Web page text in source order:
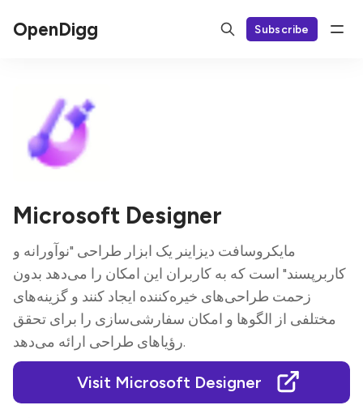
OpenDigg Subscribe
Microsoft Designer
مایکروسافت دیزاینر یک ابزار طراحی "نوآورانه و
کاربرپسند" است که به کاربران این امکان را می‌دهد بدون
زحمت طراحی‌های خیره‌کننده ایجاد کنند و گزینه‌های
مختلفی از الگوها و امکان سفارشی‌سازی را برای تحقق
رؤیاهای طراحی ارائه می‌دهد.
Visit Microsoft Designer